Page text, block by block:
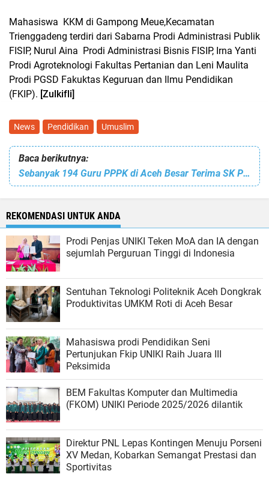
Mahasiswa KKM di Gampong Meue,Kecamatan
Trienggadeng terdiri dari Sabarna Prodi Administrasi Publik
FISIP, Nurul Aina Prodi Administrasi Bisnis FISIP, Irna Yanti
Prodi Agroteknologi Fakultas Pertanian dan Leni Maulita
Prodi PGSD Fakuktas Keguruan dan Ilmu Pendidikan
(FKIP). [Zulkifli]
News Pendidikan Umuslim
Baca berikutnya:
Sebanyak 194 Guru PPPK di Aceh Besar Terima SK Perpanjangan Perjanjian Kerja
REKOMENDASI UNTUK ANDA
Prodi Penjas UNIKI Teken MoA dan IA dengan
sejumlah Perguruan Tinggi di Indonesia
Sentuhan Teknologi Politeknik Aceh Dongkrak
Produktivitas UMKM Roti di Aceh Besar
Mahasiswa prodi Pendidikan Seni
Pertunjukan Fkip UNIKI Raih Juara III
Peksimida
BEM Fakultas Komputer dan Multimedia
(FKOM) UNIKI Periode 2025/2026 dilantik
Direktur PNL Lepas Kontingen Menuju Porseni
XV Medan, Kobarkan Semangat Prestasi dan
Sportivitas